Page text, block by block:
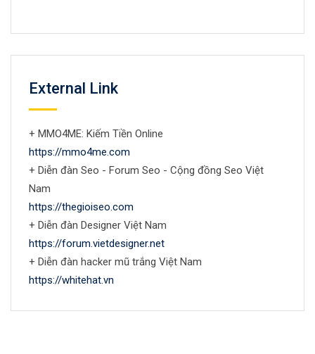
External Link
+ MMO4ME: Kiếm Tiền Online
https://mmo4me.com
+ Diễn đàn Seo - Forum Seo - Cộng đồng Seo Việt
Nam
https://thegioiseo.com
+ Diễn đàn Designer Việt Nam
https://forum.vietdesigner.net
+ Diễn đàn hacker mũ trắng Việt Nam
https://whitehat.vn